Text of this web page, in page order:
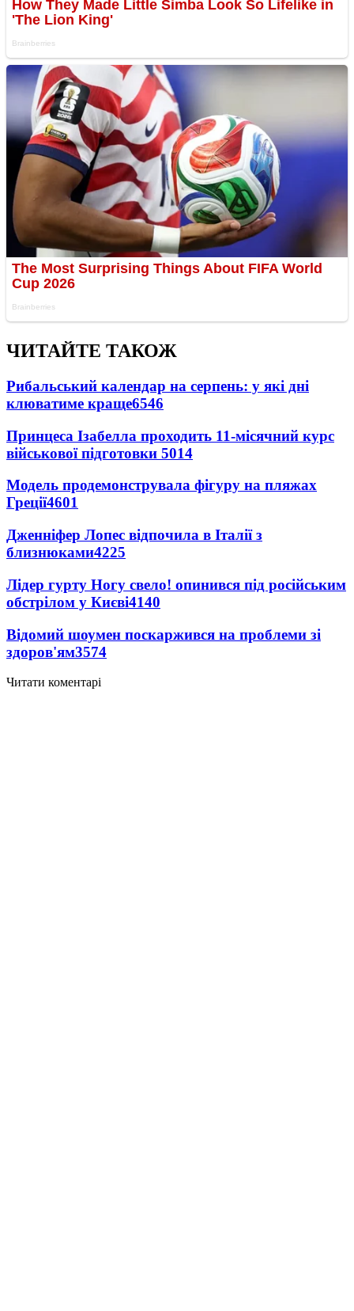
ЧИТАЙТЕ ТАКОЖ
Рибальський календар на серпень: у які дні
клюватиме краще6546
Принцеса Ізабелла проходить 11-місячний курс
військової підготовки 5014
Модель продемонструвала фігуру на пляжах
Греції4601
Дженніфер Лопес відпочила в Італії з
близнюками4225
Лідер гурту Ногу свело! опинився під російським
обстрілом у Києві4140
Відомий шоумен поскаржився на проблеми зі
здоров'ям3574
Читати коментарі